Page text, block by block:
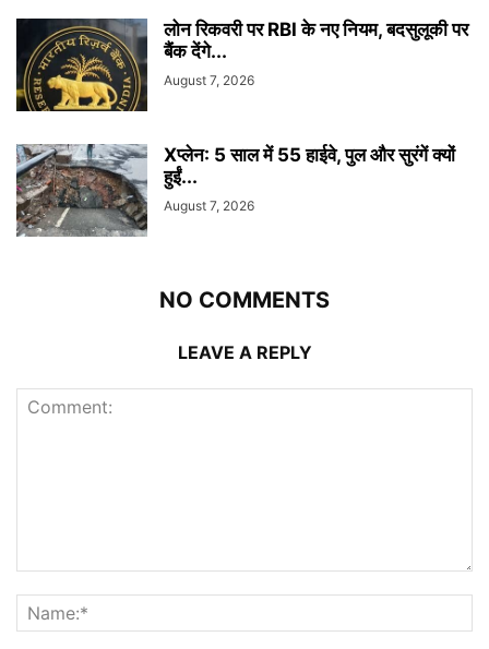
लोन रिकवरी पर RBI के नए नियम, बदसुलूकी पर
बैंक देंगे...
August 7, 2026
Xप्लेन: 5 साल में 55 हाईवे, पुल और सुरंगें क्यों
हुईं...
August 7, 2026
NO COMMENTS
LEAVE A REPLY